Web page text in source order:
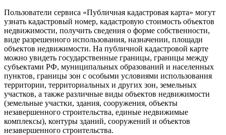
Пользователи сервиса «Публичная кадастровая карта» могут
узнать кадастровый номер, кадастровую стоимость объектов
недвижимости, получить сведения о форме собственности,
виде разрешенного использования, назначении, площади
объектов недвижимости. На публичной кадастровой карте
можно увидеть государственные границы, границы между
субъектами РФ, муниципальных образований и населенных
пунктов, границы зон с особыми условиями использования
территории, территориальных и других зон, земельных
участков, а также различные виды объектов недвижимости
(земельные участки, здания, сооружения, объекты
незавершенного строительства, единые недвижимые
комплексы), контуры зданий, сооружений и объектов
незавершенного строительства.